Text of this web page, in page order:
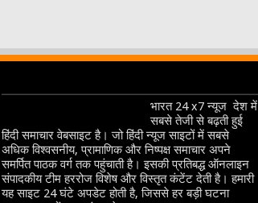
भारत 24 x7 न्यूज देश में
सबसे तेजी से बढ़ती हुई
हिंदी समाचार वेबसाइट है। जो हिंदी न्यूज साइटों में सबसे
अधिक विश्वसनीय, प्रामाणिक और निष्पक्ष समाचार अपने
समर्पित पाठक वर्ग तक पहुंचाती है। इसकी प्रतिबद्ध ऑनलाइन
संपादकीय टीम हररोज विशेष और विस्तृत कंटेंट देती है। हमारी
यह साइट 24 घंटे अपडेट होती है, जिससे हर बड़ी घटना